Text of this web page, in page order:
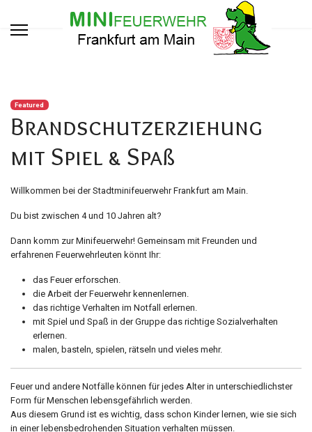
Featured
Brandschutzerziehung
mit Spiel & Spaß
Willkommen bei der Stadtminifeuerwehr Frankfurt am Main.
Du bist zwischen 4 und 10 Jahren alt?
Dann komm zur Minifeuerwehr! Gemeinsam mit Freunden und
erfahrenen Feuerwehrleuten könnt Ihr:
das Feuer erforschen.
die Arbeit der Feuerwehr kennenlernen.
das richtige Verhalten im Notfall erlernen.
mit Spiel und Spaß in der Gruppe das richtige Sozialverhalten
erlernen.
malen, basteln, spielen, rätseln und vieles mehr.
Feuer und andere Notfälle können für jedes Alter in unterschiedlichster
Form für Menschen lebensgefährlich werden.
Aus diesem Grund ist es wichtig, dass schon Kinder lernen, wie sie sich
in einer lebensbedrohenden Situation verhalten müssen.